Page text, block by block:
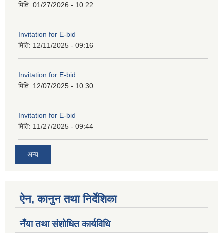
मिति: 01/27/2026 - 10:22
Invitation for E-bid
मिति: 12/11/2025 - 09:16
Invitation for E-bid
मिति: 12/07/2025 - 10:30
Invitation for E-bid
मिति: 11/27/2025 - 09:44
अन्य
ऐन, कानुन तथा निर्देशिका
नँया तथा स‌ंशाेधित कार्यविधि